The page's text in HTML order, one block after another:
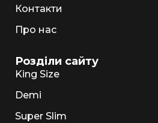
Контакти
Про нас
Розділи сайту
King Size
Demi
Super Slim